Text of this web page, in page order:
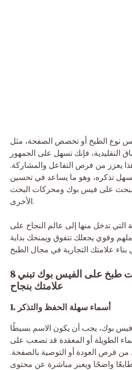
نوع الطبخ أو تخصص الصفحة، مثل
التقليدية، فإنك تسهل على الجمهور
يعزز من فرص التفاعل والمشاركة.
تذكره، وهو ما يساعد في تحسين
على فيس بوك ومحركات البحث
الأخرى.
التي تدخل منها إلى عالم النجاح على
وقوي يجعلك تتفوق ويمنحك بداية
8 أسماء ملهمة لصفحات طبخ على الفيس بوك تبني
علامتك بنجاح
1. أسماء سهلة الحفظ والتذكر
بوك، يجب أن يكون الاسم بسيطًا
الطويلة أو المعقدة قد تصعب على
من فرص العودة أو التوصية بالصفحة.
واضحًا ويعبر مباشرة عن محتوى